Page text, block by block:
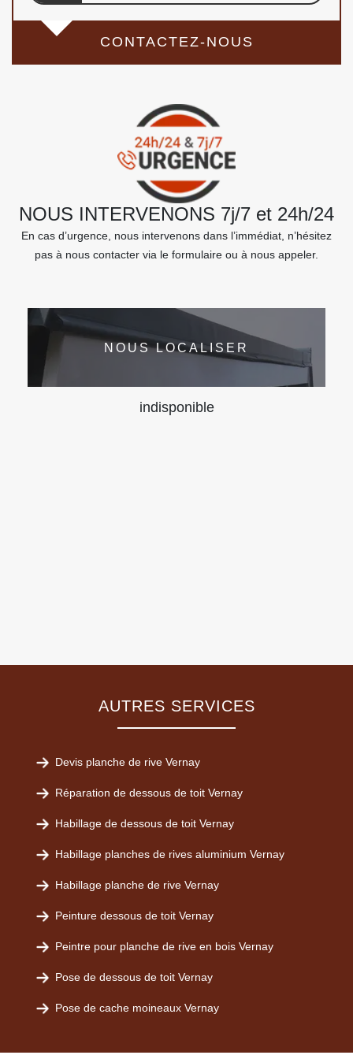
CONTACTEZ-NOUS
NOUS INTERVENONS 7j/7 et 24h/24
En cas d’urgence, nous intervenons dans l’immédiat, n’hésitez
pas à nous contacter via le formulaire ou à nous appeler.
NOUS LOCALISER
indisponible
AUTRES SERVICES
Devis planche de rive Vernay
Réparation de dessous de toit Vernay
Habillage de dessous de toit Vernay
Habillage planches de rives aluminium Vernay
Habillage planche de rive Vernay
Peinture dessous de toit Vernay
Peintre pour planche de rive en bois Vernay
Pose de dessous de toit Vernay
Pose de cache moineaux Vernay